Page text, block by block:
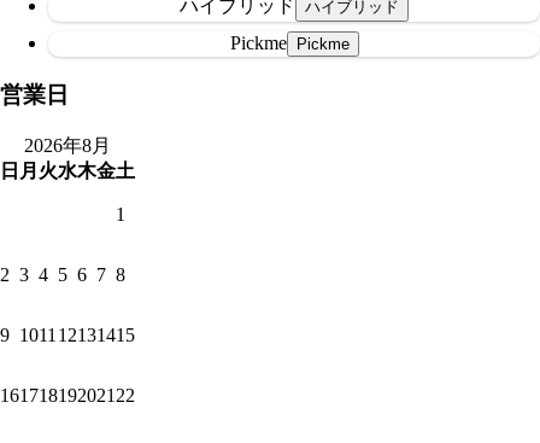
ハイブリッド
Pickme
営業日
2026年8月
日 月 火水木金土
1
2 3 4 5 6 7 8
9 1011 12131415
161718192021 22